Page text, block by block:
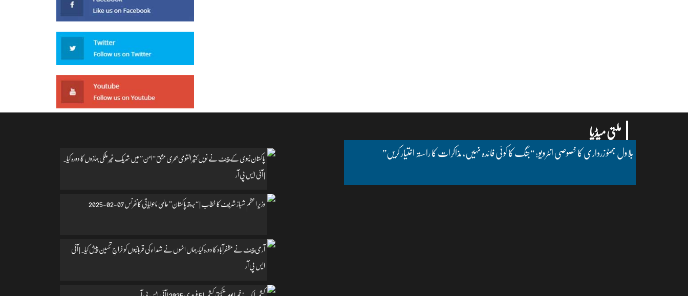
ملتی میڈیا
بلاول بھٹو زرداری کا خصوصی انٹرویو: “جنگ کا کوئی فائدہ نہیں، مذاکرات کا راستہ اختیار کریں”
پاکستان نیوی کے چیف نے نویں کثیر القومی بحری مشق “امن” میں شریک غیر ملکی جہازوں کا دورہ کیا۔
| آئی ایس پی آر
وزیرِ اعظم شہباز شریف کا خطاب | “بریتھ پاکستان” عالمی ماحولیاتی کانفرنس 07-02-2025
آرمی چیف نے مظفرآباد کا دورہ کیا، جہاں انہوں نے شہداء کی قربانیوں کو خراجِ تحسین پیش کیا۔ | آئی
ایس پی آر